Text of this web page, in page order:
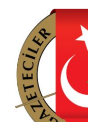
Larger
Image